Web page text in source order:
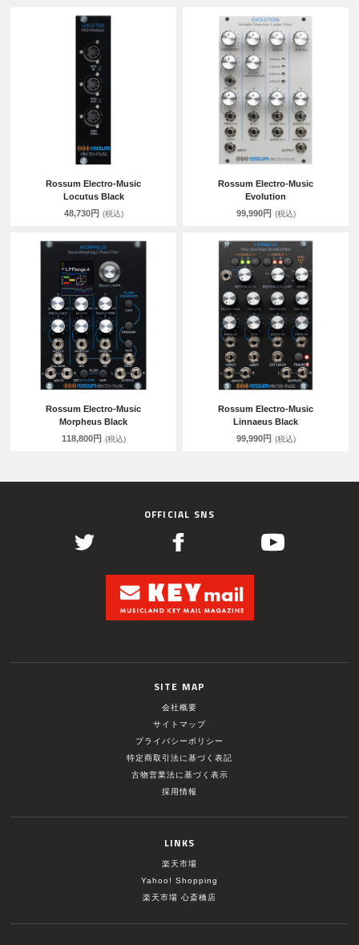
Rossum Electro-Music
Locutus Black
48,730円 (税込)
Rossum Electro-Music
Evolution
99,990円 (税込)
Rossum Electro-Music
Morpheus Black
118,800円 (税込)
Rossum Electro-Music
Linnaeus Black
99,990円 (税込)
OFFICIAL SNS
SITE MAP
会社概要
サイトマップ
プライバシーポリシー
特定商取引法に基づく表記
古物営業法に基づく表示
採用情報
LINKS
楽天市場
Yahoo! Shopping
楽天市場 心斎橋店